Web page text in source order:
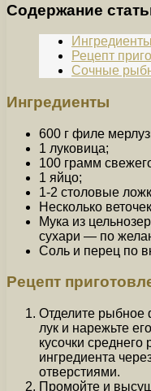
Содержание
Ингредиенты
Рецепт
Сочные
Ингредиенты
600 г филе
1 луковица;
100 грамм
1 яйцо;
1-2 столовые
Несколько
Мука из
сухари — по
Соль и перец по
Рецепт
Отделите рыбное
лук и нарежьте
кусочки среднего
ингредиента
отверстиями.
Промойте и